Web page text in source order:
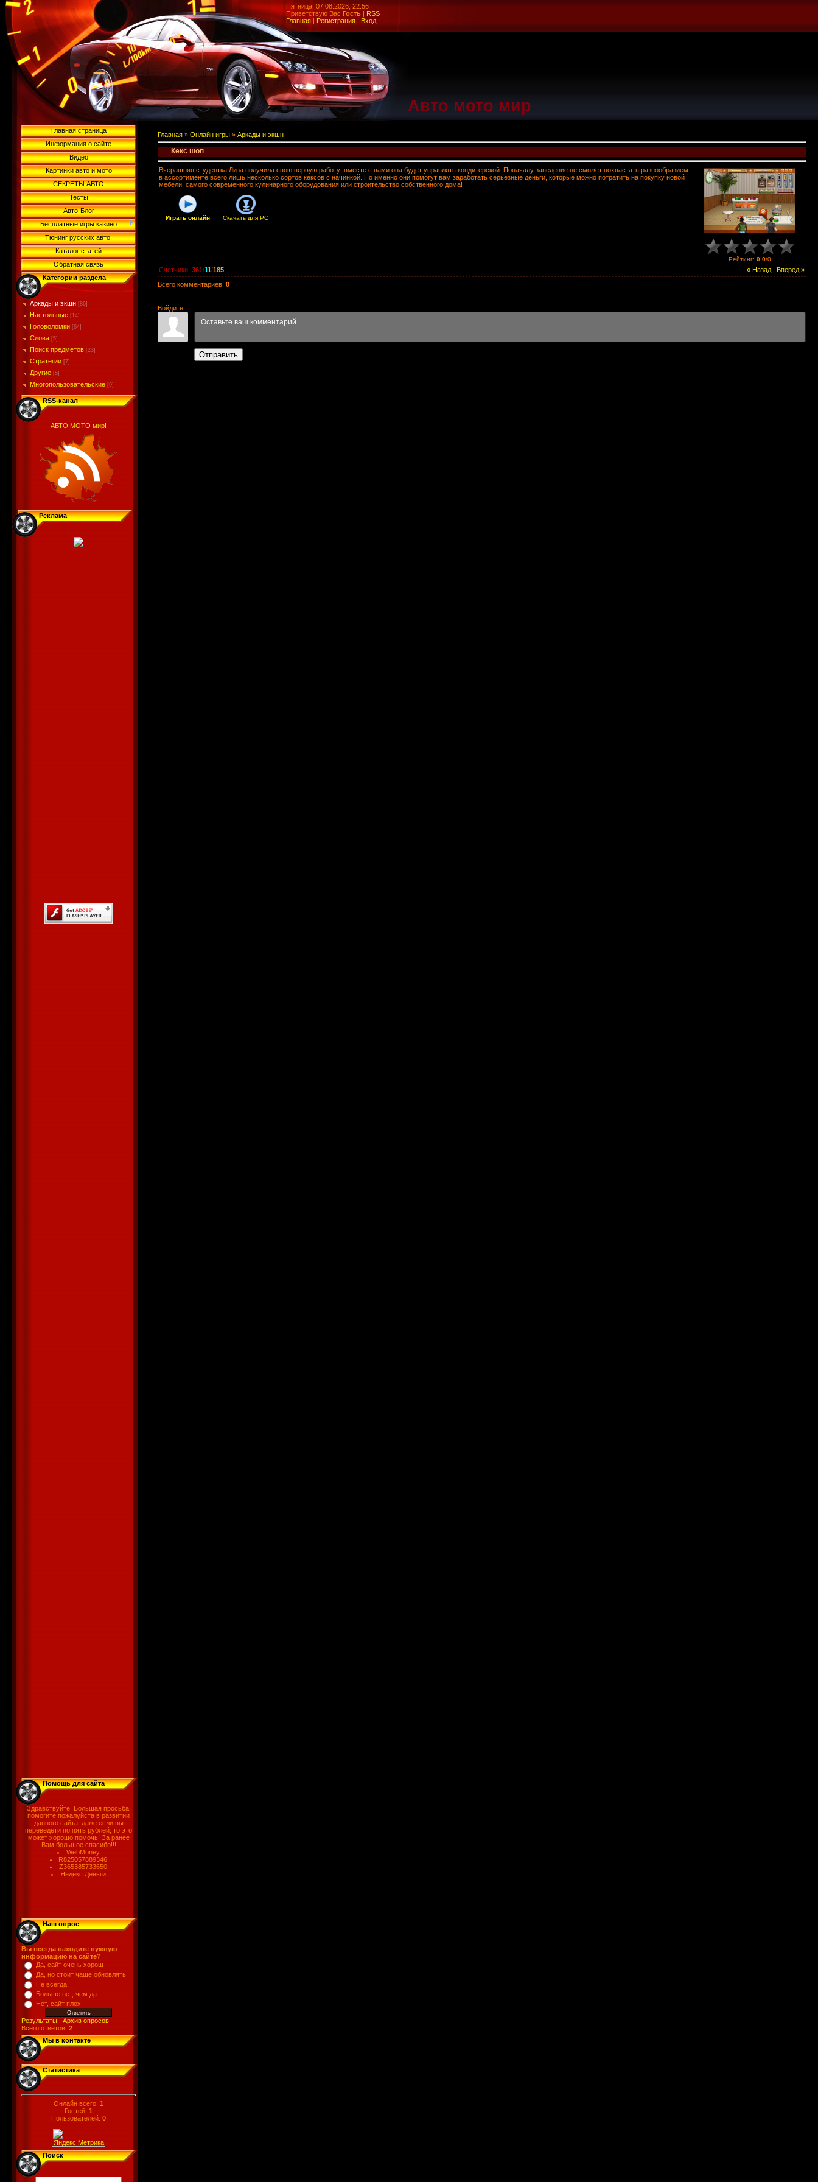
Пятница, 07.08.2026, 22:56
Приветствую Вас Гость | RSS
Главная | Регистрация | Вход
Авто мото мир
Главная страница
Информация о сайте
Видео
Картинки авто и мото
СЕКРЕТЫ АВТО
Тесты
Авто-Блог
Бесплатные игры казино
Тюнинг русских авто.
Каталог статей
Обратная связь
Категории раздела
Аркады и экшн [86]
Настольные [14]
Головоломки [64]
Слова [5]
Поиск предметов [23]
Стратегии [7]
Другие [5]
Многопользовательские [9]
RSS-канал
АВТО МОТО мир!
Реклама
Помощь для сайта
Здравствуйте! Большая просьба,
помогите пожалуйста в развитии
данного сайта, даже если вы
переведети по пять рублей, то это
может хорошо помочь! За ранее
Вам большое спасибо!!!
WebMoney
R825057889346
Z365385733650
Яндекс.Деньги
Наш опрос
Вы всегда находите нужную
информацию на сайте?
Да, сайт очень хорош
Да, но стоит чаще обновлять
Не всегда
Больше нет, чем да
Нет, сайт плох
Результаты | Архив опросов
Всего ответов: 2
Мы в контакте
Статистика
Онлайн всего: 1
Гостей: 1
Пользователей: 0
Поиск
Главная » Онлайн игры » Аркады и экшн
Кекс шоп
Вчерашняя студентка Лиза получила свою первую работу: вместе с вами она будет управлять кондитерской. Поначалу заведение не сможет похвастать разнообразием -
в ассортименте всего лишь несколько сортов кексов с начинкой. Но именно они помогут вам заработать серьезные деньги, которые можно потратить на покупку новой
мебели, самого современного кулинарного оборудования или строительство собственного дома!
Играть онлайн Скачать для PC
Рейтинг: 0.0/0
« Назад Вперед »
Счетчики: 361 /11/185
Всего комментариев: 0
Войдите:
Отправить